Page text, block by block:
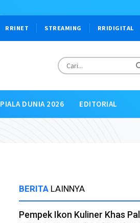
RRINET STREAMING RRIDIGITAL
PIALA DUNIA 2026 EDITORIAL
BERITA LAINNYA
Pempek Ikon Kuliner Khas